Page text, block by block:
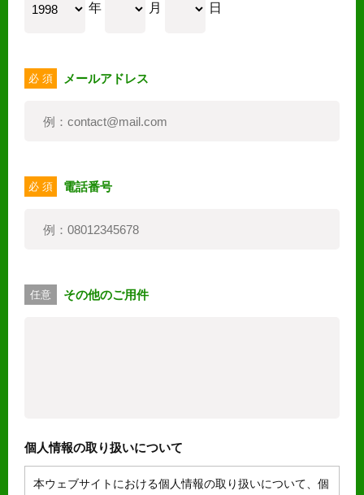
年 月 日
必 須 メールアドレス
必 須 電話番号
任意 その他のご用件
個人情報の取り扱いについて
本ウェブサイトにおける個人情報の取り扱いについて、個